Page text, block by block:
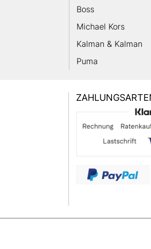
Boss
Michael Kors
Kalman & Kalman
Puma